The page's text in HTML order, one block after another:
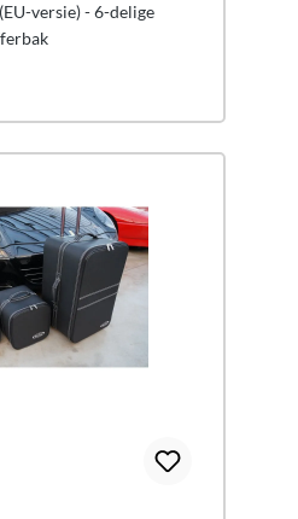
versie) - 6-delige